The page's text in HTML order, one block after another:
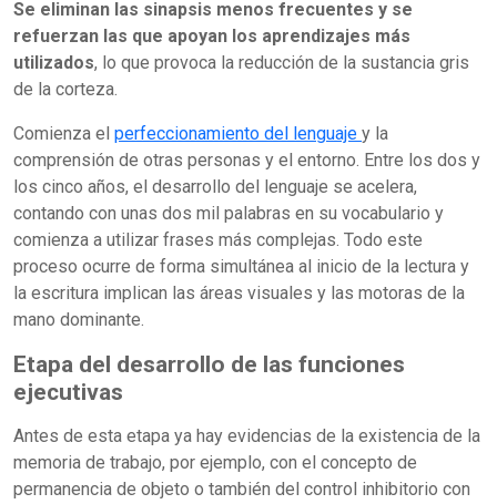
Se eliminan las sinapsis menos frecuentes y se
refuerzan las que apoyan los aprendizajes más
utilizados, lo que provoca la reducción de la sustancia gris
de la corteza.
Comienza el perfeccionamiento del lenguaje y la
comprensión de otras personas y el entorno. Entre los dos y
los cinco años, el desarrollo del lenguaje se acelera,
contando con unas dos mil palabras en su vocabulario y
comienza a utilizar frases más complejas. Todo este
proceso ocurre de forma simultánea al inicio de la lectura y
la escritura implican las áreas visuales y las motoras de la
mano dominante.
Etapa del desarrollo de las funciones
ejecutivas
Antes de esta etapa ya hay evidencias de la existencia de la
memoria de trabajo, por ejemplo, con el concepto de
permanencia de objeto o también del control inhibitorio con